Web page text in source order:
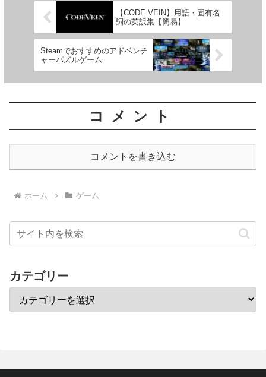
【CODE VEIN】用語・固有名
詞の英訳集【簡易】
Steamでおすすめのアドベンチ
ャーパズルゲーム
コメント
コメントを書き込む
ホーム ゲーム
カテゴリー